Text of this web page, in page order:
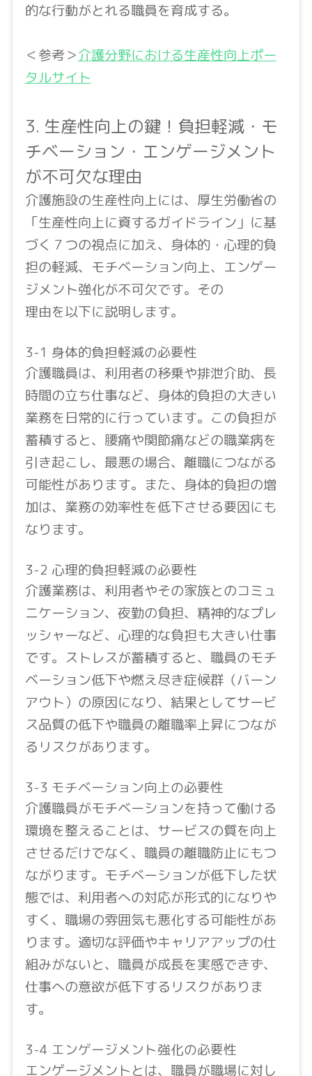
的な行動がとれる職員を育成する。
＜参考＞介護分野における生産性向上ポー
タルサイト
3. 生産性向上の鍵！負担軽減・モ
チベーション・エンゲージメント
が不可欠な理由
介護施設の生産性向上には、厚生労働省の
「生産性向上に資するガイドライン」に基
づく７つの視点に加え、身体的・心理的負
担の軽減、モチベーション向上、エンゲー
ジメント強化が不可欠です。その
理由を以下に説明します。
3-1 身体的負担軽減の必要性
介護職員は、利用者の移乗や排泄介助、長
時間の立ち仕事など、身体的負担の大きい
業務を日常的に行っています。この負担が
蓄積すると、腰痛や関節痛などの職業病を
引き起こし、最悪の場合、離職につながる
可能性があります。また、身体的負担の増
加は、業務の効率性を低下させる要因にも
なります。
3-2 心理的負担軽減の必要性
介護業務は、利用者やその家族とのコミュ
ニケーション、夜勤の負担、精神的なプレ
ッシャーなど、心理的な負担も大きい仕事
です。ストレスが蓄積すると、職員のモチ
ベーション低下や燃え尽き症候群（バーン
アウト）の原因になり、結果としてサービ
ス品質の低下や職員の離職率上昇につなが
るリスクがあります。
3-3 モチベーション向上の必要性
介護職員がモチベーションを持って働ける
環境を整えることは、サービスの質を向上
させるだけでなく、職員の離職防止にもつ
ながります。モチベーションが低下した状
態では、利用者への対応が形式的になりや
すく、職場の雰囲気も悪化する可能性があ
ります。適切な評価やキャリアアップの仕
組みがないと、職員が成長を実感できず、
仕事への意欲が低下するリスクがありま
す。
3-4 エンゲージメント強化の必要性
エンゲージメントとは、職員が職場に対し